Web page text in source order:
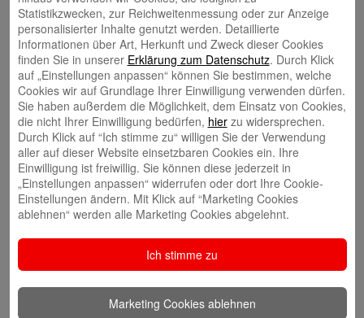
Internet-Filiale und Online-Banking
Video-Beratung in der Internet-Filiale
Gründerberatung
GründerCenter
Immobilien
ImmobilienCenter
Verantwortungsvoll für die Menschen und die Region
Presse-Center
Statistikzwecken, zur Reichweitenmessung oder zur Anzeige
personalisierter Inhalte genutzt werden. Detaillierte
Informationen über Art, Herkunft und Zweck dieser Cookies
finden Sie in unserer Erklärung zum Datenschutz. Durch Klick
auf „Einstellungen anpassen“ können Sie bestimmen, welche
Cookies wir auf Grundlage Ihrer Einwilligung verwenden dürfen.
Sie haben außerdem die Möglichkeit, dem Einsatz von Cookies,
die nicht Ihrer Einwilligung bedürfen, hierzu widersprechen.
Durch Klick auf “Ich stimme zu“ willigen Sie der Verwendung
aller auf dieser Website einsetzbaren Cookies ein. Ihre
Einwilligung ist freiwillig. Sie können diese jederzeit in
„Einstellungen anpassen“ widerrufen oder dort Ihre Cookie-
Einstellungen ändern. Mit Klick auf “Marketing Cookies
ablehnen“ werden alle Marketing Cookies abgelehnt.
Ich stimme zu
Marketing Cookies ablehnen